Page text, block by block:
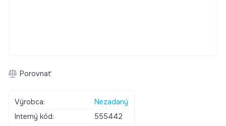
Porovnať
Výrobca:
Nezadaný
Interný kód:
555442